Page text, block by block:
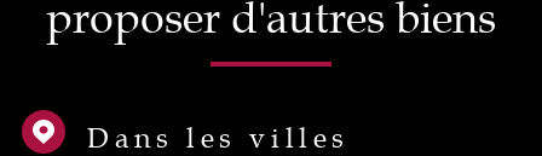
proposer d'autres biens
Dans les villes